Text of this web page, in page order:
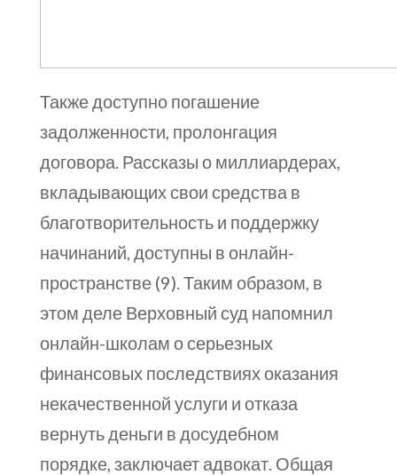
Также доступно погашение
задолженности, пролонгация
договора. Рассказы о миллиардерах,
вкладывающих свои средства в
благотворительность и поддержку
начинаний, доступны в онлайн-
пространстве (9). Таким образом, в
этом деле Верховный суд напомнил
онлайн-школам о серьезных
финансовых последствиях оказания
некачественной услуги и отказа
вернуть деньги в досудебном
порядке, заключает адвокат. Общая